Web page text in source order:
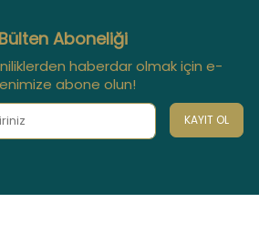
Aboneliği
haberdar olmak için e-
abone olun!
KAYIT OL